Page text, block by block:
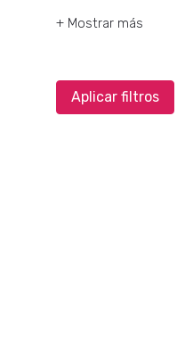
+ Mostrar más
Aplicar filtros